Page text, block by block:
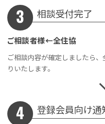
相談受付完了
ご相談者様←全住協
ご相談内容が確定しましたら
りいたします。
登録会員向け通